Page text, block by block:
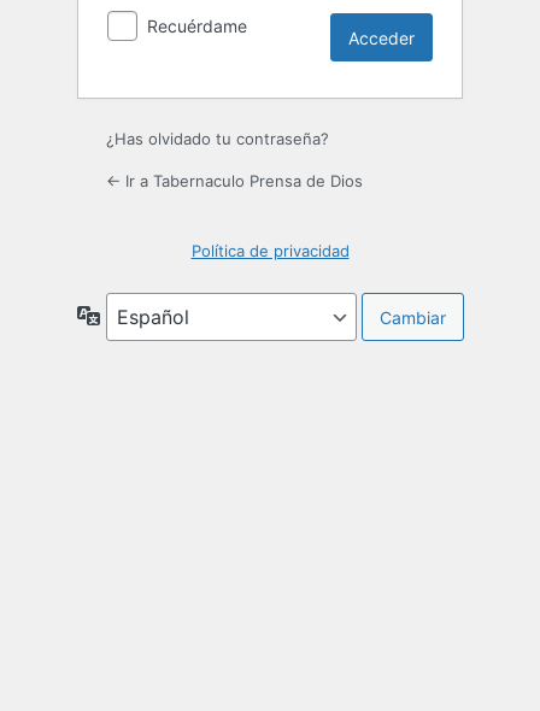
Recuérdame
¿Has olvidado tu contraseña?
← Ir a Tabernaculo Prensa de Dios
Política de privacidad
Idioma